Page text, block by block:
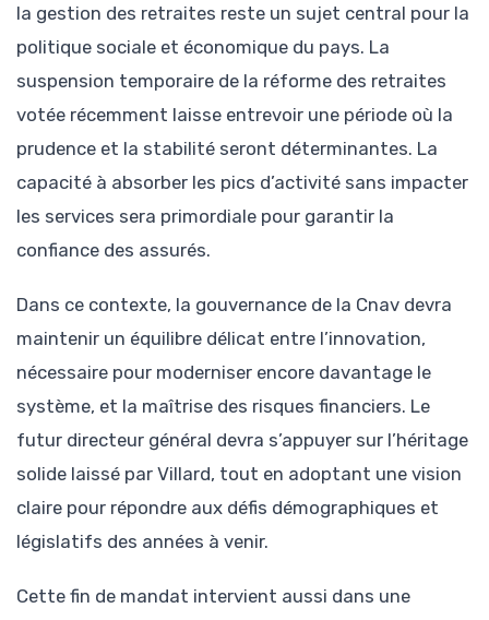
la gestion des retraites reste un sujet central pour la
politique sociale et économique du pays. La
suspension temporaire de la réforme des retraites
votée récemment laisse entrevoir une période où la
prudence et la stabilité seront déterminantes. La
capacité à absorber les pics d’activité sans impacter
les services sera primordiale pour garantir la
confiance des assurés.
Dans ce contexte, la gouvernance de la Cnav devra
maintenir un équilibre délicat entre l’innovation,
nécessaire pour moderniser encore davantage le
système, et la maîtrise des risques financiers. Le
futur directeur général devra s’appuyer sur l’héritage
solide laissé par Villard, tout en adoptant une vision
claire pour répondre aux défis démographiques et
législatifs des années à venir.
Cette fin de mandat intervient aussi dans une